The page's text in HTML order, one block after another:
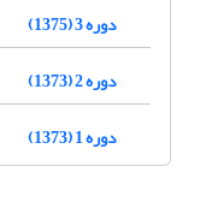
دوره 3 (1375)
دوره 2 (1373)
دوره 1 (1373)